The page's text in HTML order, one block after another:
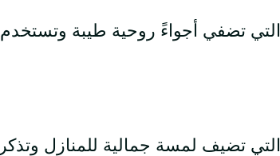
التي تضفي أجواءً روحية طيبة وتستخدم
تضيف لمسة جمالية للمنازل وتذكر